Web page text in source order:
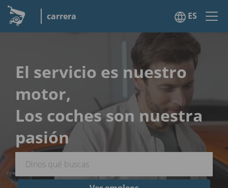
carrera ES
El servicio es nuestro
motor,
Los coches son nuestra
pasión